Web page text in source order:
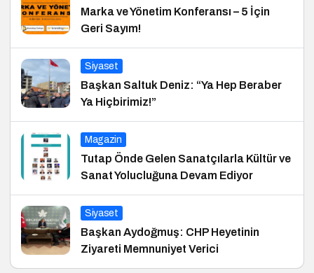
Marka ve Yönetim Konferansı – 5 İçin
Geri Sayım!
Siyaset
Başkan Saltuk Deniz: “Ya Hep Beraber
Ya Hiçbirimiz!”
Magazin
Tutap Önde Gelen Sanatçılarla Kültür ve
Sanat Yolucluğuna Devam Ediyor
Siyaset
Başkan Aydoğmuş: CHP Heyetinin
Ziyareti Memnuniyet Verici